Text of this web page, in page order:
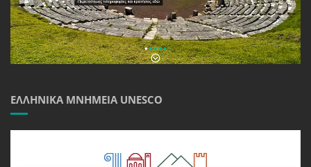
ΕΛΛΗΝΙΚΆ ΜΝΗΜΕΊΑ UNESCO